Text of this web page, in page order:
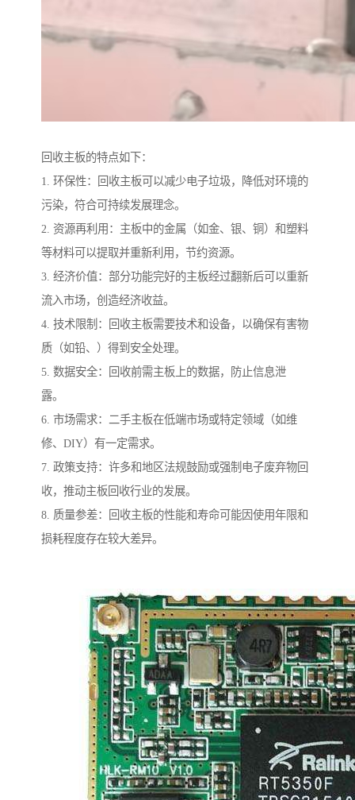
回收主板的特点如下：
1. 环保性：回收主板可以减少电子垃圾，降低对环境的
污染，符合可持续发展理念。
2. 资源再利用：主板中的金属（如金、银、铜）和塑料
等材料可以提取并重新利用，节约资源。
3. 经济价值：部分功能完好的主板经过翻新后可以重新
流入市场，创造经济收益。
4. 技术限制：回收主板需要技术和设备，以确保有害物
质（如铅、）得到安全处理。
5. 数据安全：回收前需主板上的数据，防止信息泄
露。
6. 市场需求：二手主板在低端市场或特定领域（如维
修、DIY）有一定需求。
7. 政策支持：许多和地区法规鼓励或强制电子废弃物回
收，推动主板回收行业的发展。
8. 质量参差：回收主板的性能和寿命可能因使用年限和
损耗程度存在较大差异。